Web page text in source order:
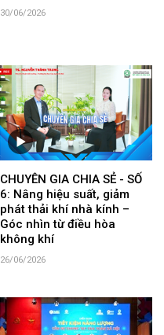
30/06/2026
CHUYÊN GIA CHIA SẺ - SỐ
6: Nâng hiệu suất, giảm
phát thải khí nhà kính –
Góc nhìn từ điều hòa
không khí
26/06/2026